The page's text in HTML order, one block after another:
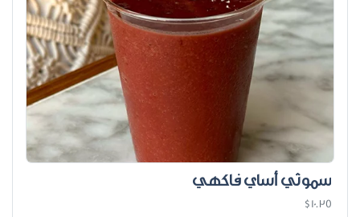
سموثي أساي فاكهي
$10.35